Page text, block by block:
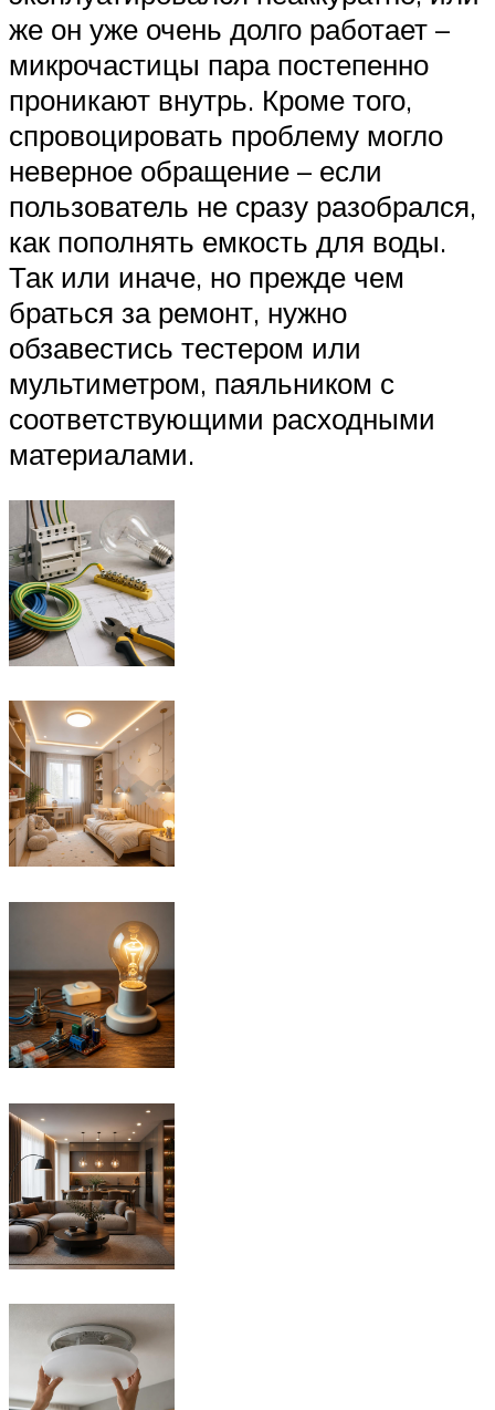
же он уже очень долго работает –
микрочастицы пара постепенно
проникают внутрь. Кроме того,
спровоцировать проблему могло
неверное обращение – если
пользователь не сразу разобрался,
как пополнять емкость для воды.
Так или иначе, но прежде чем
браться за ремонт, нужно
обзавестись тестером или
мультиметром, паяльником с
соответствующими расходными
материалами.